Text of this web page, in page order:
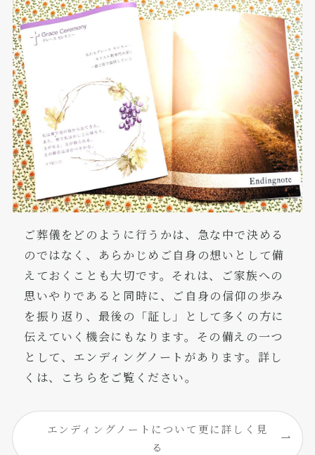
ご葬儀をどのように行うかは、急な中で決める
のではなく、あらかじめご自身の想いとして備
えておくことも大切です。それは、ご家族への
思いやりであると同時に、ご自身の信仰の歩み
を振り返り、最後の「証し」として多くの方に
伝えていく機会にもなります。その備えの一つ
として、エンディングノートがあります。詳し
くは、こちらをご覧ください。
エンディングノートについて更に詳しく見
る